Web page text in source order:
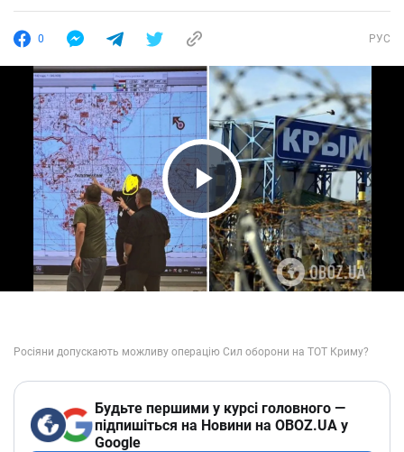
0 РУС
Play Video
Будьте першими у курсі головного —
підпишіться на Новини на OBOZ.UA у
Google